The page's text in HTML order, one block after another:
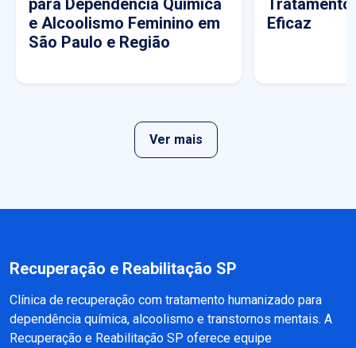
e Alcoolismo Feminino em
São Paulo e Região
Eficaz
Ver mais
Recuperação e Reabilitação SP
Clínica de recuperação com tratamento humanizado para
dependência química, alcoolismo e transtornos mentais. A
Recuperação e Reabilitação SP oferece equipe